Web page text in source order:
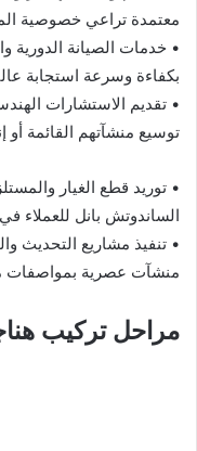
معتمدة تراعي خصوصية
• خدمات الصيانة الدورية
بكفاءة وسرعة استجابة
• تقديم الاستشارات
توسيع منشآتهم القائمة أو
• توريد قطع الغيار
الساندوتش بانل للعملاء
• تنفيذ مشاريع التحديث
منشآت عصرية بمواصفات
مراحل تركيب